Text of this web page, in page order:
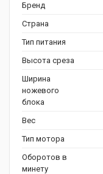
Бренд
Страна
Тип питания
Высота среза
Ширина
ножевого
блока
Вес
Тип мотора
Оборотов в
минету